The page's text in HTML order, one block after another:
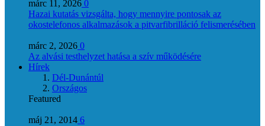
márc 11, 2026 0
Hazai kutatás vizsgálta, hogy mennyire pontosak az
okostelefonos alkalmazások a pitvarfibrilláció felismerésében
márc 2, 2026 0
Az alvási testhelyzet hatása a szív működésére
Hírek
Dél-Dunántúl
Országos
Featured
máj 21, 2014 6